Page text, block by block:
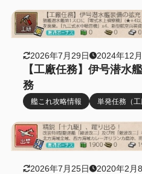
2026年7月29日 2024年12
【工廠任務】伊号潜
務
艦これ攻略情報 単発任務（工
2026年7月25日 2020年2月